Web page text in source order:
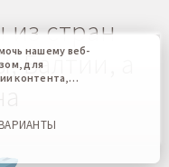
из стран
Балтии, а
нашему веб-
для
контента,
нам
веб-сайта.
всех этих
предпочтения,
в любое
файлов